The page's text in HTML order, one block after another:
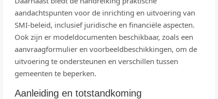
aandachtspunten voor de inrichting en uitvoering van
SMI-beleid, inclusief juridische en financiële aspecten.
Ook zijn er modeldocumenten beschikbaar, zoals een
aanvraagformulier en voorbeeldbeschikkingen, om de
uitvoering te ondersteunen en verschillen tussen
gemeenten te beperken.
Aanleiding en totstandkoming